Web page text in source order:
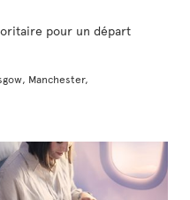
pour un départ
Manchester,